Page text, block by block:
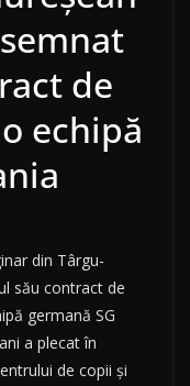
de
echipă
din Târgu-
său contract de
germană SG
a plecat în
de copii și